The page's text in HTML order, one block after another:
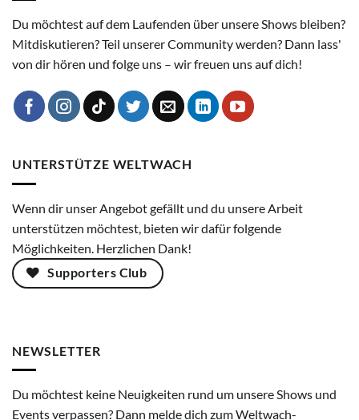
Du möchtest auf dem Laufenden über unsere Shows bleiben?
Mitdiskutieren? Teil unserer Community werden? Dann lass'
von dir hören und folge uns – wir freuen uns auf dich!
UNTERSTÜTZE WELTWACH
Wenn dir unser Angebot gefällt und du unsere Arbeit
unterstützen möchtest, bieten wir dafür folgende
Möglichkeiten. Herzlichen Dank!
Supporters Club
NEWSLETTER
Du möchtest keine Neuigkeiten rund um unsere Shows und
Events verpassen? Dann melde dich zum Weltwach-